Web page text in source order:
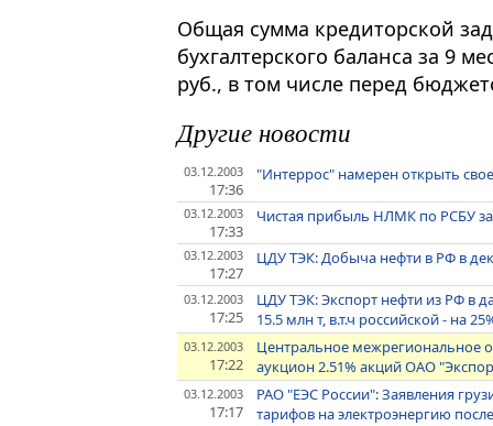
Общая сумма кредиторской
бухгалтерского баланса за 9
руб., в том числе перед
Другие новости
03.12.2003
17:36
"Интеррос" намерен открыть
03.12.2003
17:33
Чистая прибыль НЛМК по РСБУ за
03.12.2003
17:27
ЦДУ ТЭК: Добыча нефти в РФ в
03.12.2003
17:25
ЦДУ ТЭК: Экспорт нефти из РФ в
15.5 млн т, в.т.ч российской - на
03.12.2003
17:22
Центральное межрегиональное
аукцион 2.51% акций ОАО
03.12.2003
17:17
РАО "ЕЭС России": Заявления
тарифов на электроэнергию